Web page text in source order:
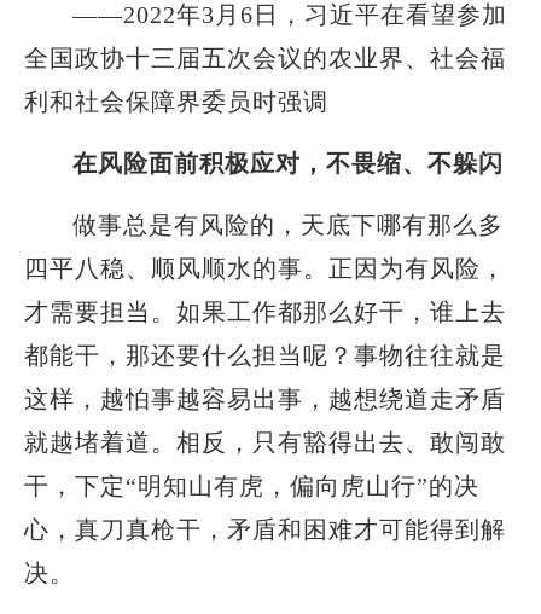
——2022年3月6日，习近平在看望参加
全国政协十三届五次会议的农业界、社会福
利和社会保障界委员时强调
在风险面前积极应对，不畏缩、不躲闪
做事总是有风险的，天底下哪有那么多
四平八稳、顺风顺水的事。正因为有风险，
才需要担当。如果工作都那么好干，谁上去
都能干，那还要什么担当呢？事物往往就是
这样，越怕事越容易出事，越想绕道走矛盾
就越堵着道。相反，只有豁得出去、敢闯敢
干，下定“明知山有虎，偏向虎山行”的决
心，真刀真枪干，矛盾和困难才可能得到解
决。